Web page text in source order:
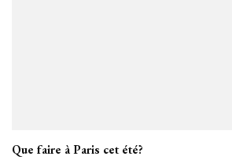
Que faire à Paris cet été?